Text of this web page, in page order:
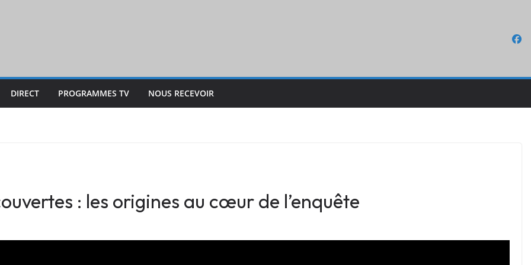
DIRECT PROGRAMMES TV NOUS RECEVOIR
: les origines au cœur de l’enquête